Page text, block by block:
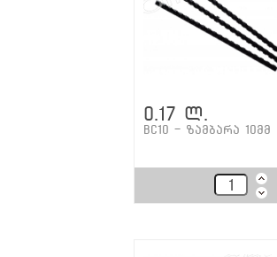
0.17 ლ.
BC10 - ზამბარა 10მმ